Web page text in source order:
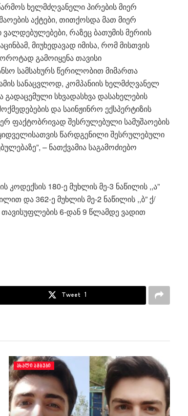
ხელმძღვანელი პირების მიერ
აქტები, თითქოსდა მათ მიერ
რაზეც ბათუმის მერიის
მიუხედავად იმისა, რომ მისთვის
გამოიყენა თავისი
სამსახურს წერილობით მიმართა
ამის სანაცვლოდ, კომპანიის ხელმძღვანელ
სხვადასხვა დასახელების
და საინჟინრო ექსპერტიზის
ფაქტობრივად შესრულებული სამუშაოების
წარდგენილი შესრულებული
– ნათქვამია საგამოძიებო
180-ე მუხლის მე-3 ნაწილის ,,ა”
და 362-ე მუხლის მე-2 ნაწილის ,,ბ” ქ/
თავისუფლების 6-დან 9 წლამდე ვადით
Tweet 1
ᲐᲮᲐᲚᲘ ᲐᲛᲑᲔᲑᲘ